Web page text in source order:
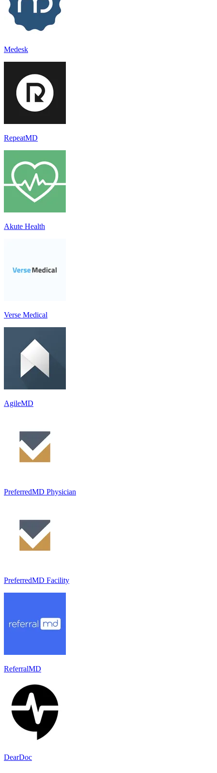
Medesk
RepeatMD
Akute Health
Verse Medical
AgileMD
PreferredMD Physician
PreferredMD Facility
ReferralMD
DearDoc